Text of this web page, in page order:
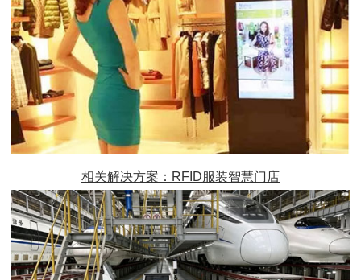
相关解决方案：RFID服装智慧门店